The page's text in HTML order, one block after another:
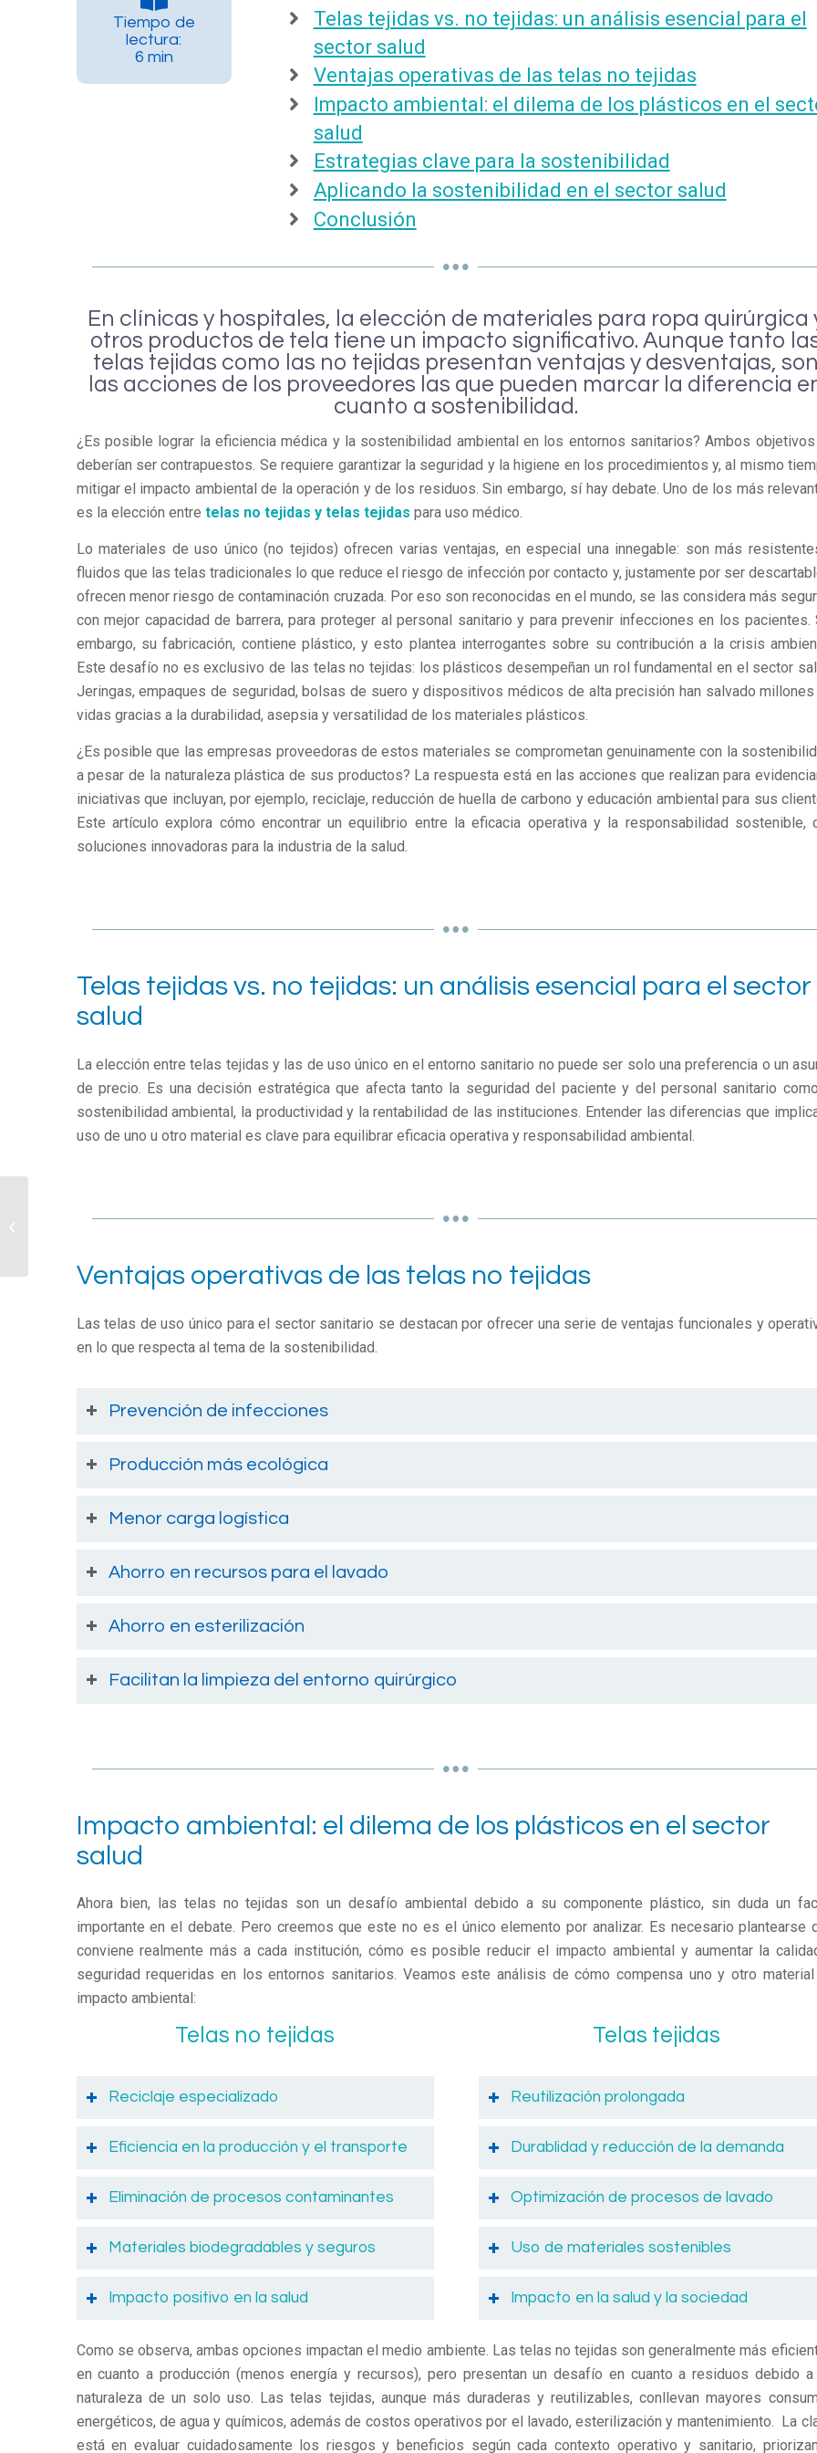
Tiempo de
lectura:
6 min
Telas tejidas vs. no tejidas: un análisis esencial para el
sector salud
Ventajas operativas de las telas no tejidas
Impacto ambiental: el dilema de los plásticos en el
salud
Estrategias clave para la sostenibilidad
Aplicando la sostenibilidad en el sector salud
Conclusión
En clínicas y hospitales, la elección de materiales para ropa quirúrgica
otros productos de tela tiene un impacto significativo. Aunque tanto
telas tejidas como las no tejidas presentan ventajas y desventajas,
las acciones de los proveedores las que pueden marcar la diferencia
cuanto a sostenibilidad.
¿Es posible lograr la eficiencia médica y la sostenibilidad ambiental en los entornos sanitarios? Ambos
deberían ser contrapuestos. Se requiere garantizar la seguridad y la higiene en los procedimientos y, al mismo
mitigar el impacto ambiental de la operación y de los residuos. Sin embargo, sí hay debate. Uno de los más
es la elección entre telas no tejidas y telas tejidas para uso médico.
Lo materiales de uso único (no tejidos) ofrecen varias ventajas, en especial una innegable: son más
fluidos que las telas tradicionales lo que reduce el riesgo de infección por contacto y, justamente por ser
ofrecen menor riesgo de contaminación cruzada. Por eso son reconocidas en el mundo, se las considera más
con mejor capacidad de barrera, para proteger al personal sanitario y para prevenir infecciones en los pacientes.
embargo, su fabricación, contiene plástico, y esto plantea interrogantes sobre su contribución a la crisis
Este desafío no es exclusivo de las telas no tejidas: los plásticos desempeñan un rol fundamental en el sector
Jeringas, empaques de seguridad, bolsas de suero y dispositivos médicos de alta precisión han salvado
vidas gracias a la durabilidad, asepsia y versatilidad de los materiales plásticos.
¿Es posible que las empresas proveedoras de estos materiales se comprometan genuinamente con la
a pesar de la naturaleza plástica de sus productos? La respuesta está en las acciones que realizan para
iniciativas que incluyan, por ejemplo, reciclaje, reducción de huella de carbono y educación ambiental para sus
Este artículo explora cómo encontrar un equilibrio entre la eficacia operativa y la responsabilidad sostenible,
soluciones innovadoras para la industria de la salud.
Telas tejidas vs. no tejidas: un análisis esencial para el sector
salud
La elección entre telas tejidas y las de uso único en el entorno sanitario no puede ser solo una preferencia o un
de precio. Es una decisión estratégica que afecta tanto la seguridad del paciente y del personal sanitario
sostenibilidad ambiental, la productividad y la rentabilidad de las instituciones. Entender las diferencias que
uso de uno u otro material es clave para equilibrar eficacia operativa y responsabilidad ambiental.
Ventajas operativas de las telas no tejidas
Las telas de uso único para el sector sanitario se destacan por ofrecer una serie de ventajas funcionales y
en lo que respecta al tema de la sostenibilidad.
Prevención de infecciones
Producción más ecológica
Menor carga logística
Ahorro en recursos para el lavado
Ahorro en esterilización
Facilitan la limpieza del entorno quirúrgico
Impacto ambiental: el dilema de los plásticos en el sector
salud
Ahora bien, las telas no tejidas son un desafío ambiental debido a su componente plástico, sin duda un
importante en el debate. Pero creemos que este no es el único elemento por analizar. Es necesario plantearse
conviene realmente más a cada institución, cómo es posible reducir el impacto ambiental y aumentar la
seguridad requeridas en los entornos sanitarios. Veamos este análisis de cómo compensa uno y otro
impacto ambiental:
Telas no tejidas
Reciclaje especializado
Eficiencia en la producción y el transporte
Eliminación de procesos contaminantes
Materiales biodegradables y seguros
Impacto positivo en la salud
Telas tejidas
Reutilización prolongada
Durablidad y reducción de la demanda
Optimización de procesos de lavado
Uso de materiales sostenibles
Impacto en la salud y la sociedad
Como se observa, ambas opciones impactan el medio ambiente. Las telas no tejidas son generalmente más
en cuanto a producción (menos energía y recursos), pero presentan un desafío en cuanto a residuos debido
naturaleza de un solo uso. Las telas tejidas, aunque más duraderas y reutilizables, conllevan mayores
energéticos, de agua y químicos, además de costos operativos por el lavado, esterilización y mantenimiento. La
está en evaluar cuidadosamente los riesgos y beneficios según cada contexto operativo y sanitario,